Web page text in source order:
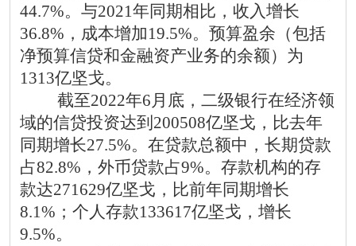
44.7%。与2021年同期相比，收入增长
36.8%，成本增加19.5%。预算盈余（包括
净预算信贷和金融资产业务的余额）为
1313亿坚戈。
截至2022年6月底，二级银行在经济领
域的信贷投资达到200508亿坚戈，比去年
同期增长27.5%。在贷款总额中，长期贷款
占82.8%，外币贷款占9%。存款机构的存
款达271629亿坚戈，比前年同期增长
8.1%；个人存款133617亿坚戈，增长
9.5%。